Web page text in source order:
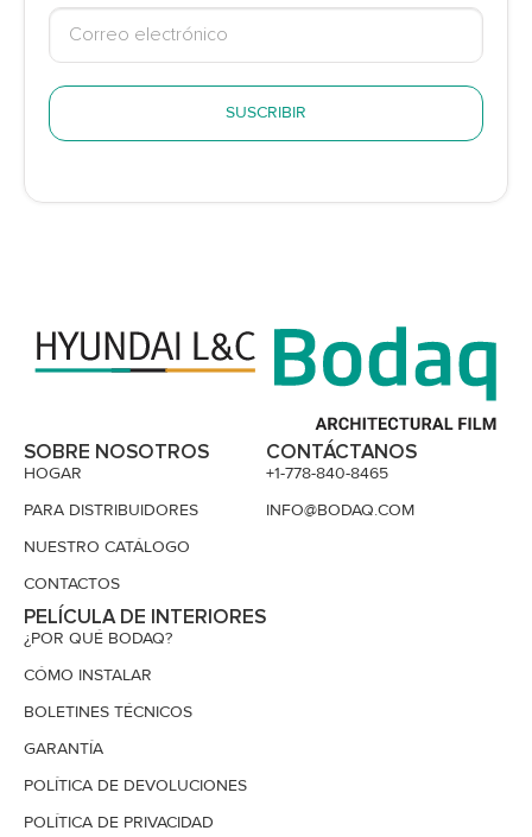
SUSCRIBIR
SOBRE NOSOTROS
HOGAR
PARA DISTRIBUIDORES
NUESTRO CATÁLOGO
CONTACTOS
PELÍCULA DE INTERIORES
¿POR QUÉ BODAQ?
CÓMO INSTALAR
BOLETINES TÉCNICOS
GARANTÍA
POLÍTICA DE DEVOLUCIONES
POLÍTICA DE PRIVACIDAD
CONTÁCTANOS
+1-778-840-8465
INFO@BODAQ.COM